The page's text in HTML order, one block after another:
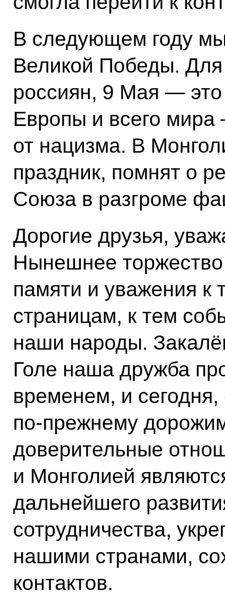
В следующем году
Великой Победы.
россиян, 9 Мая —
Европы и всего
от нацизма. В
праздник, помнят о
Союза в разгроме
Дорогие друзья,
Нынешнее
памяти и уважения к
страницам, к тем
наши народы.
Голе наша дружба
временем, и
по‑прежнему
доверительные
и Монголией
дальнейшего
сотрудничества,
нашими странами,
контактов.